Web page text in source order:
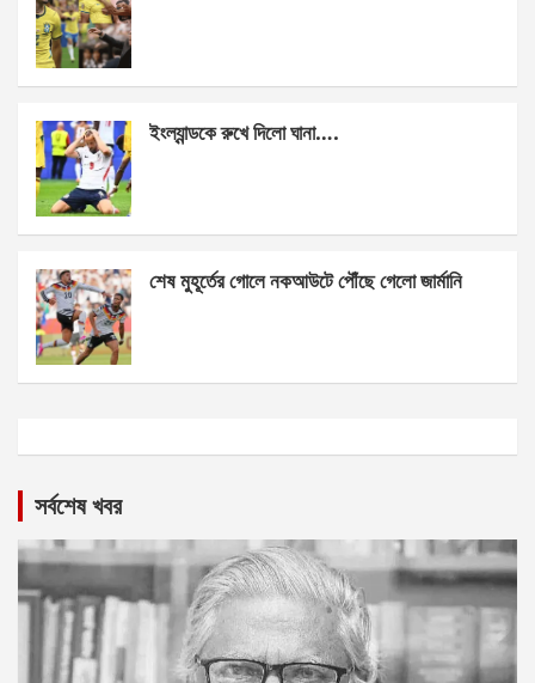
ইংল্যান্ডকে রুখে দিলো ঘানা….
শেষ মুহূর্তের গোলে নকআউটে পৌঁছে গেলো জার্মানি
সর্বশেষ খবর